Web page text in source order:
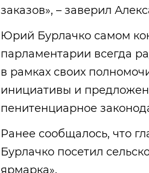
заказов», – заверил
Юрий Бурлачко самом
парламентарии всегда
в рамках своих
инициативы и
пенитенциарное
Ранее сообщалось, что
Бурлачко посетил
ярмарка».